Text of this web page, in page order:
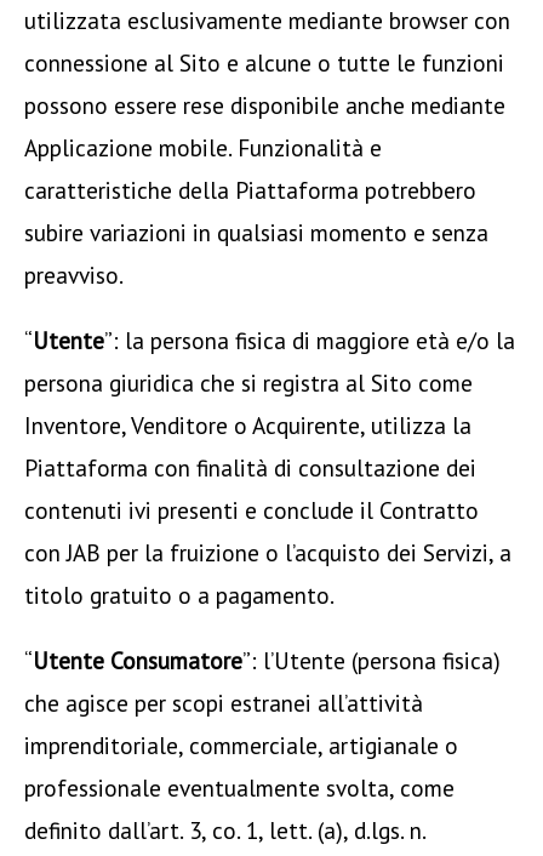
utilizzata esclusivamente mediante browser con
connessione al Sito e alcune o tutte le funzioni
possono essere rese disponibile anche mediante
Applicazione mobile. Funzionalità e
caratteristiche della Piattaforma potrebbero
subire variazioni in qualsiasi momento e senza
preavviso.
“Utente”: la persona fisica di maggiore età e/o la
persona giuridica che si registra al Sito come
Inventore, Venditore o Acquirente, utilizza la
Piattaforma con finalità di consultazione dei
contenuti ivi presenti e conclude il Contratto
con JAB per la fruizione o l’acquisto dei Servizi, a
titolo gratuito o a pagamento.
“Utente Consumatore”: l’Utente (persona fisica)
che agisce per scopi estranei all’attività
imprenditoriale, commerciale, artigianale o
professionale eventualmente svolta, come
definito dall’art. 3, co. 1, lett. (a), d.lgs. n.